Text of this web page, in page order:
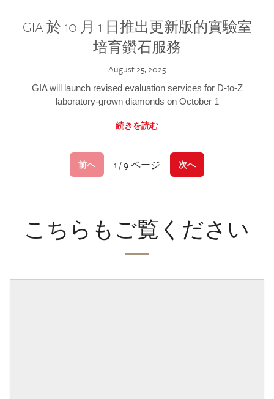
GIA 於 10 月 1 日推出更新版的實驗室
培育鑽石服務
August 25, 2025
GIA will launch revised evaluation services for D-to-Z
laboratory-grown diamonds on October 1
続きを読む
前へ 1 / 9 ページ 次へ
こちらもご覧ください